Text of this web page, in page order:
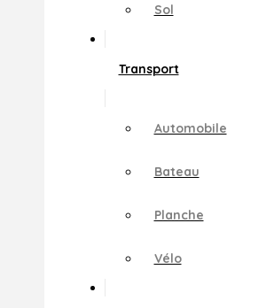
Sol
Transport
Automobile
Bateau
Planche
Vélo